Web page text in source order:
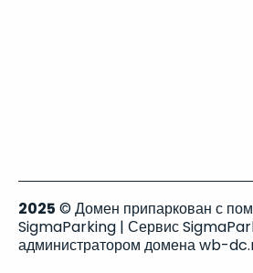
2025 © Домен припаркован с
SigmaParking | Сервис
администратором домена wb-